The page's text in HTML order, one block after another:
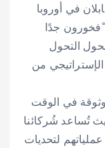
في أوروبا
جدًا
التحول
الإستراتيجي من
في الوقت
تُساعد شُركائنا
لتحديات